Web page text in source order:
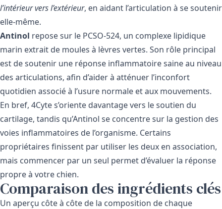
l’intérieur vers l’extérieur, en aidant l’articulation à se soutenir
elle-même.
Antinol repose sur le PCSO-524, un complexe lipidique
marin extrait de moules à lèvres vertes. Son rôle principal
est de soutenir une réponse inflammatoire saine au niveau
des articulations, afin d’aider à atténuer l’inconfort
quotidien associé à l’usure normale et aux mouvements.
En bref, 4Cyte s’oriente davantage vers le soutien du
cartilage, tandis qu’Antinol se concentre sur la gestion des
voies inflammatoires de l’organisme. Certains
propriétaires finissent par utiliser les deux en association,
mais commencer par un seul permet d’évaluer la réponse
propre à votre chien.
Comparaison des ingrédients clés
Un aperçu côte à côte de la composition de chaque